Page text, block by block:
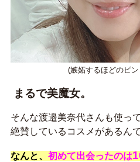
(嫉妬するほどのピ
まるで美魔女。
そんな渡邉美奈代さんも使っ
絶賛しているコスメがあるん
なんと、 初めて出会ったのは